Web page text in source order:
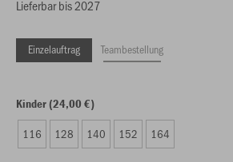
Lieferbar bis 2027
Einzelauftrag Teambestellung
Kinder (24,00 €)
116 128 140 152 164